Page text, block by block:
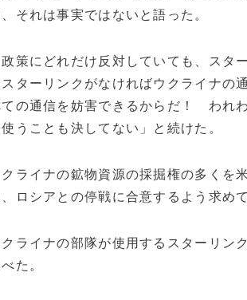
それは事実ではないと語った。
策にどれだけ反対していても、スタ
ターリンクがなければウクライナの
の通信を妨害できるからだ！ われ
うことも決してない」と続けた。
ライナの鉱物資源の採掘権の多くを
ロシアとの停戦に合意するよう求めて
ライナの部隊が使用するスターリン
た。